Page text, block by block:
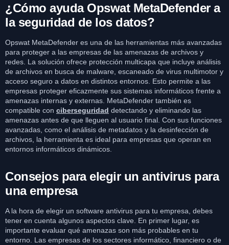
¿Cómo ayuda Opswat MetaDefender a
la seguridad de los datos?
Opswat MetaDefender es una de las herramientas más avanzadas
para proteger a las empresas de las amenazas de archivos y
redes. La solución ofrece protección multicapa que incluye análisis
de archivos en busca de malware, escaneado de virus multimotor y
acceso seguro a datos en distintos entornos. Esto permite a las
empresas proteger eficazmente sus sistemas informáticos frente a
amenazas internas y externas. MetaDefender también es
compatible con ciberseguridad detectando y eliminando las
amenazas antes de que lleguen al usuario final. Con sus funciones
avanzadas, como el análisis de metadatos y la desinfección de
archivos, la herramienta es ideal para empresas que operan en
entornos informáticos dinámicos.
Consejos para elegir un antivirus para
una empresa
A la hora de elegir un software antivirus para tu empresa, debes
tener en cuenta algunos aspectos clave. En primer lugar, es
importante evaluar qué amenazas son más probables en tu
entorno. Las empresas de los sectores informático, financiero o de